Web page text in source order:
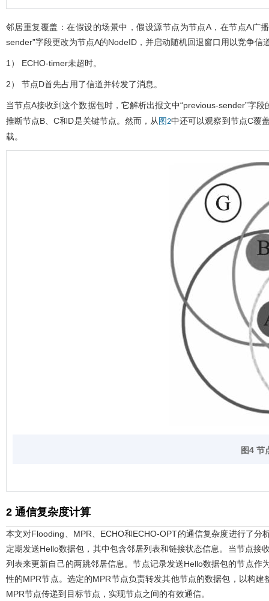
邻居重复覆盖：在假设的场景中，假设源节点为节点A，在节点A广
sender”字段更改为节点A的NodeID，并启动随机回退窗口用以竞争信
1） ECHO-timer未超时。
2） 节点D首先占用了信道并转发了消息。
当节点A接收到这个数据包时，它解析出报文中“previous-sender”字
推断节点B、C和D是关键节点。然而，从 图2中还可以观察到节点C覆
载。
图4 节
2 通信复杂度计算
本文对Flooding、MPR、ECHO和ECHO-OPT的通信复杂度进行了
定期发送Hello数据包，其中包含邻居列表和链接状态信息。当节点
列表来更新自己的两跳邻居信息。节点记录发送Hello数据包的节点作
性的MPR节点。选定的MPR节点负责转发其他节点的数据包，以构
MPR节点传递到目标节点，实现节点之间的有效通信。